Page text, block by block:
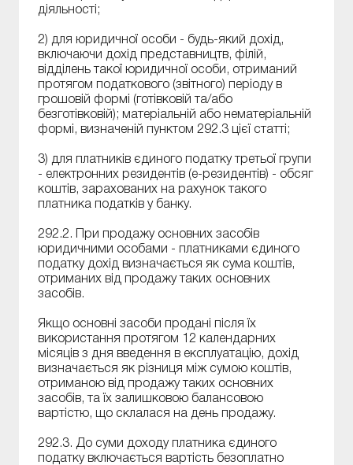
діяльності;
2) для юридичної особи - будь-який дохід,
включаючи дохід представництв, філій,
відділень такої юридичної особи, отриманий
протягом податкового (звітного) періоду в
грошовій формі (готівковій та/або
безготівковій); матеріальній або нематеріальній
формі, визначеній пунктом 292.3 цієї статті;
3) для платників єдиного податку третьої групи
- електронних резидентів (е-резидентів) - обсяг
коштів, зарахованих на рахунок такого
платника податків у банку.
292.2. При продажу основних засобів
юридичними особами - платниками єдиного
податку дохід визначається як сума коштів,
отриманих від продажу таких основних
засобів.
Якщо основні засоби продані після їх
використання протягом 12 календарних
місяців з дня введення в експлуатацію, дохід
визначається як різниця між сумою коштів,
отриманою від продажу таких основних
засобів, та їх залишковою балансовою
вартістю, що склалася на день продажу.
292.3. До суми доходу платника єдиного
податку включається вартість безоплатно